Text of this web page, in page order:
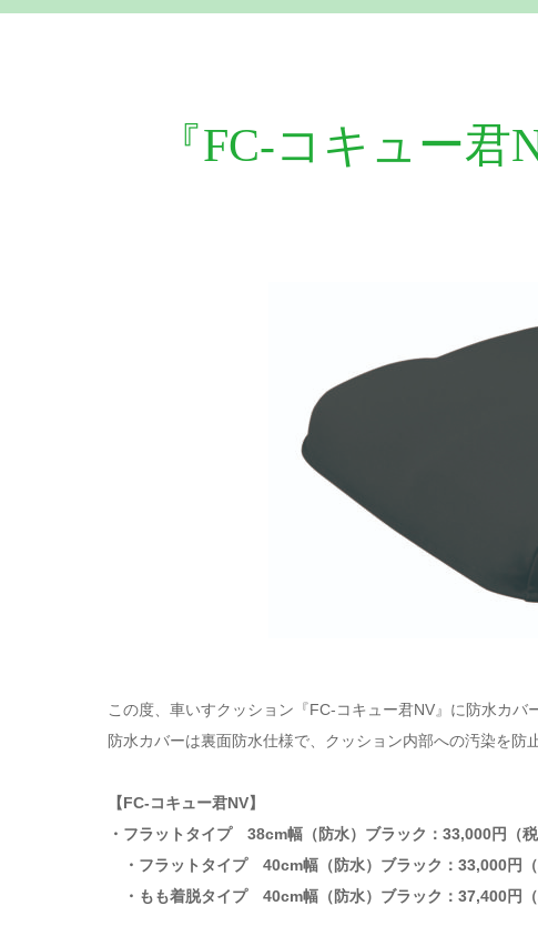
『FC-コキュー
この度、車いすクッション『FC-コキュー君NV』に防水カバ
防水カバーは裏面防水仕様で、クッション内部への汚染を防
【FC-コキュー君NV】
・フラットタイプ 38cm幅（防水）ブラック：33,000円（税
・フラットタイプ 40cm幅（防水）ブラック：33,000円（
・もも着脱タイプ 40cm幅（防水）ブラック：37,400円（